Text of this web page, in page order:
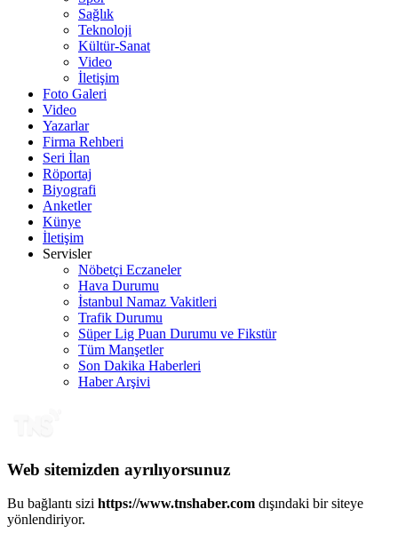
Sağlık
Teknoloji
Kültür-Sanat
Video
İletişim
Foto Galeri
Video
Yazarlar
Firma Rehberi
Seri İlan
Röportaj
Biyografi
Anketler
Künye
İletişim
Servisler
Nöbetçi Eczaneler
Hava Durumu
İstanbul Namaz Vakitleri
Trafik Durumu
Süper Lig Puan Durumu ve Fikstür
Tüm Manşetler
Son Dakika Haberleri
Haber Arşivi
Web sitemizden ayrılıyorsunuz
Bu bağlantı sizi https://www.tnshaber.com dışındaki bir siteye
yönlendiriyor.